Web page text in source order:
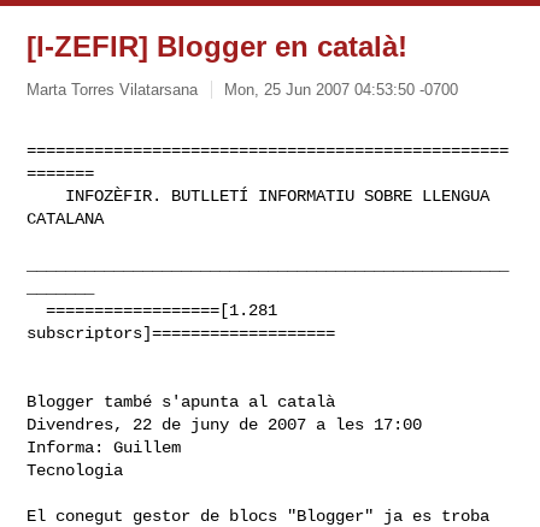
[I-ZEFIR] Blogger en català!
Marta Torres Vilatarsana Mon, 25 Jun 2007 04:53:50 -0700
==================================================
=======
CATALANA
==================[1.281
subscriptors]===================
Blogger també s'apunta al català
Divendres, 22 de juny de 2007 a les 17:00
Informa: Guillem
Tecnologia
El conegut gestor de blocs "Blogger" ja es troba